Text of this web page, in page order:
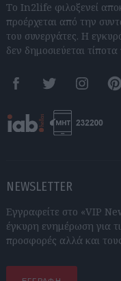
Το In2life φιλοξενεί
προέρχεται από την
του συνεργάτες. Η
δεν δημοσιεύεται
FacebookTwitter Instagram
NEWSLETTER
Εγγραφείτε στο «VIP
έγκυρη ενημέρωση για
προσφορές αλλά και